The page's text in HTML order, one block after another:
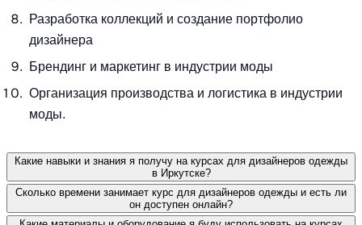
Разработка коллекций и создание портфолио
дизайнера
Брендинг и маркетинг в индустрии моды
Организация производства и логистика в индустрии
моды.
Какие навыки и знания я получу на курсах для дизайнеров одежды
в Иркутске?
Сколько времени занимает курс для дизайнеров одежды и есть ли
он доступен онлайн?